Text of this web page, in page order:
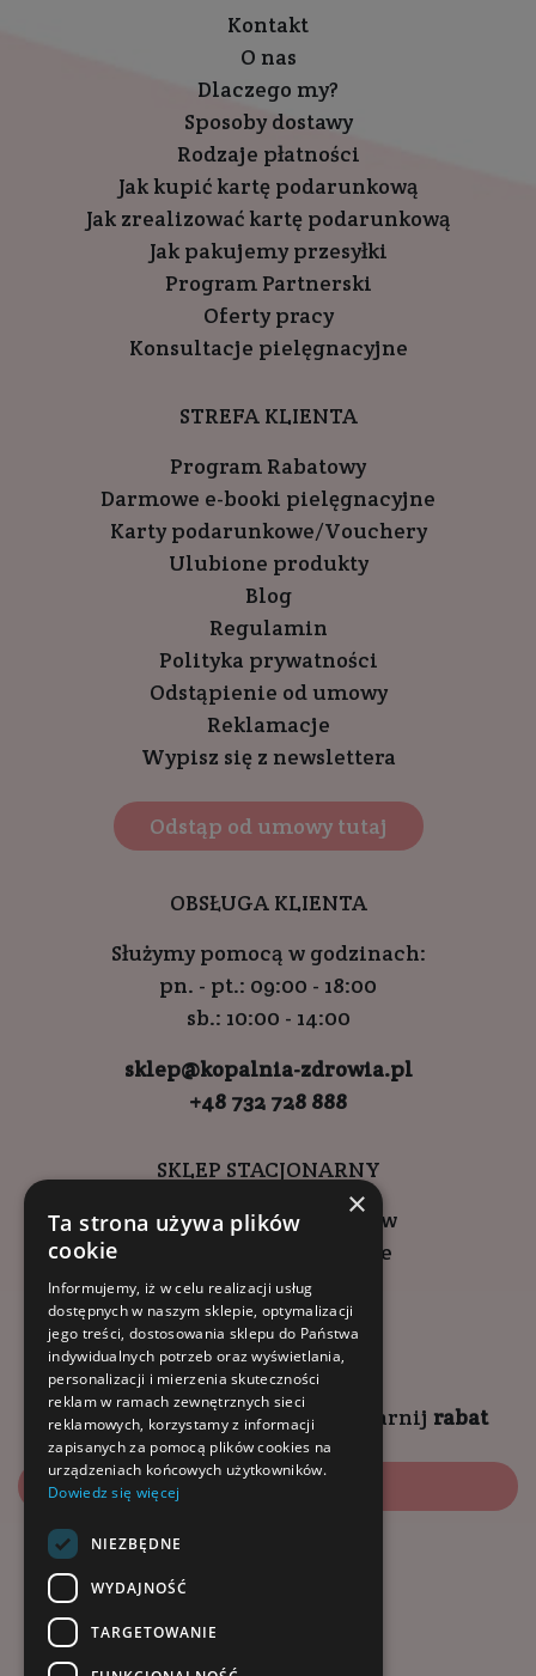
Kontakt
O nas
Dlaczego my?
Sposoby dostawy
Rodzaje płatności
Jak kupić kartę podarunkową
Jak zrealizować kartę podarunkową
Jak pakujemy przesyłki
Program Partnerski
Oferty pracy
Konsultacje pielęgnacyjne
STREFA KLIENTA
Program Rabatowy
Darmowe e-booki pielęgnacyjne
Karty podarunkowe/Vouchery
Ulubione produkty
Blog
Regulamin
Polityka prywatności
Odstąpienie od umowy
Reklamacje
Wypisz się z newslettera
Odstąp od umowy tutaj
OBSŁUGA KLIENTA
Służymy pomocą w godzinach:
pn. - pt.: 09:00 - 18:00
sb.: 10:00 - 14:00
sklep@kopalnia-zdrowia.pl
+48 732 728 888
SKLEP STACJONARNY
ul. Wadowicka 6, Kraków
Kompleks Buma Square
godziny otwarcia:
9:00 - 18:00 (pon-pt)
10:00 - 14:00 (sob)
Zapisz się naNEWSLETTER zgarnij rabat
Zapisz się
×
Ta strona używa plików
cookie
Informujemy, iż w celu realizacji usług
dostępnych w naszym sklepie, optymalizacji
jego treści, dostosowania sklepu do Państwa
indywidualnych potrzeb oraz wyświetlania,
personalizacji i mierzenia skuteczności
reklam w ramach zewnętrznych sieci
reklamowych, korzystamy z informacji
zapisanych za pomocą plików cookies na
urządzeniach końcowych użytkowników.
Dowiedz się więcej
NIEZBĘDNE
WYDAJNOŚĆ
TARGETOWANIE